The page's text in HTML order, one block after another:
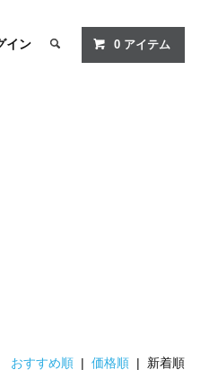
イン 0 アイテム
おすすめ順 |価格順 | 新着順